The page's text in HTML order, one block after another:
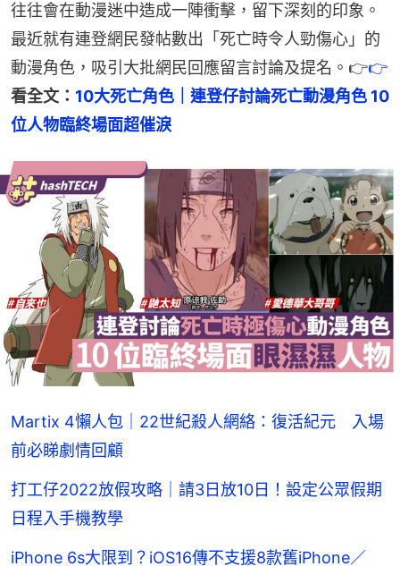
往往會在動漫迷中造成一陣衝擊，留下深刻的印象。
最近就有連登網民發帖數出「死亡時令人勁傷心」的
動漫角色，吸引大批網民回應留言討論及提名。👉👉
看全文： 10大死亡角色｜連登仔討論死亡動漫角色 10
位人物臨終場面超催淚
Martix 4懶人包｜22世紀殺人網絡：復活紀元 入場
前必睇劇情回顧
打工仔2022放假攻略｜請3日放10日！設定公眾假期
日程入手機教學
iPhone 6s大限到？iOS16傳不支援8款舊iPhone／